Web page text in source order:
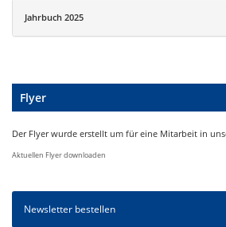
Jahrbuch 2025
Flyer
Der Flyer wurde erstellt um für eine Mitarbeit in
Aktuellen Flyer downloaden
Newsletter bestellen